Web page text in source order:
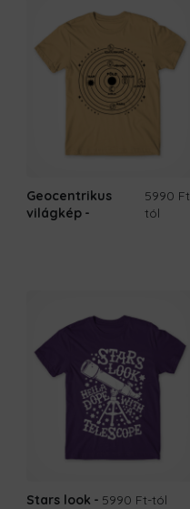
Geocentrikus
világkép
5990 Ft
tól
Stars look 5990 Ft-tól